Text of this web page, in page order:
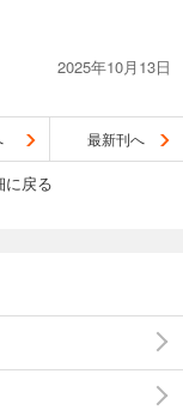
2025年10月13日
最新刊へ
に戻る